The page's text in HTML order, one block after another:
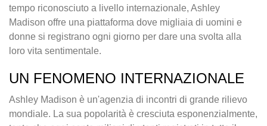
tempo riconosciuto a livello internazionale, Ashley
Madison offre una piattaforma dove migliaia di uomini e
donne si registrano ogni giorno per dare una svolta alla
loro vita sentimentale.
UN FENOMENO INTERNAZIONALE
Ashley Madison è un'agenzia di incontri di grande rilievo
mondiale. La sua popolarità è cresciuta esponenzialmente,